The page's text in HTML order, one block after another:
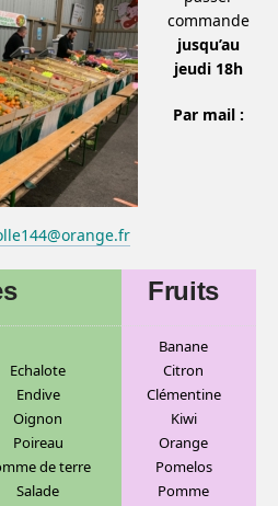
commande
jusqu’au
jeudi 18h
Par mail :
Fruits
Echalote
Endive
Oignon
Poireau
de terre
Salade
Banane
Citron
Clémentine
Kiwi
Orange
Pomelos
Pomme